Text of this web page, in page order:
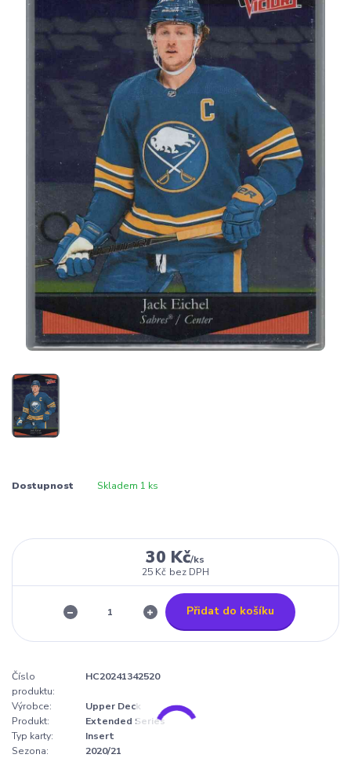
Dostupnost Skladem 1 ks
30 Kč/ks
25 Kč bez DPH
Přidat do košíku
Číslo
produktu:
HC20241342520
Výrobce:
Upper Deck
Produkt:
Extended Series
Typ karty:
Insert
Sezona:
2020/21